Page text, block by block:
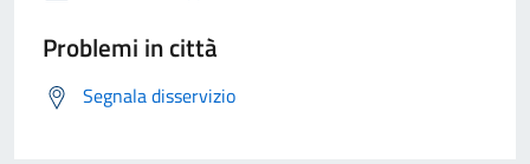
Problemi in città
Segnala disservizio